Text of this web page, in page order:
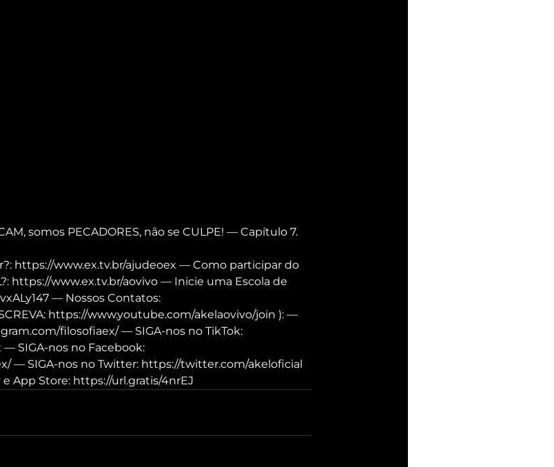
somos PECADORES, não se CULPE! — Capítulo 7.
https://www.ex.tv.br/ajudeoex — Como participar do
https://www.ex.tv.br/aovivo — Inicie uma Escola de
— Nossos Contatos:
https://www.youtube.com/akelaovivo/join ): —
filosofiaex/ — SIGA-nos no TikTok:
SIGA-nos no Facebook:
— SIGA-nos no Twitter: https://twitter.com/akeloficial
App Store: https://url.gratis/4nrEJ